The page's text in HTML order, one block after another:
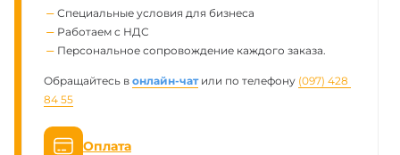
Специальные условия для бизнеса
Работаем с НДС
Персональное сопровождение каждого заказа.
Обращайтесь в онлайн-чатили по телефону (097) 428
84 55
Оплата